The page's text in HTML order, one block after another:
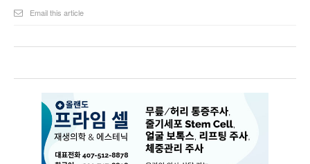
Email this article